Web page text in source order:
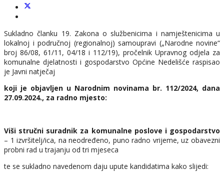
Sukladno članku 19. Zakona o službenicima i namještenicima u
lokalnoj i područnoj (regionalnoj) samoupravi („Narodne novine“
broj 86/08, 61/11, 04/18 i 112/19), pročelnik Upravnog odjela za
komunalne djelatnosti i gospodarstvo Općine Nedelišće raspisao
je Javni natječaj
koji je objavljen u Narodnim novinama br. 112/2024, dana
27.09.2024., za radno mjesto:
Viši stručni suradnik za komunalne poslove i gospodarstvo
– 1 izvršitelj/ica, na neodređeno, puno radno vrijeme, uz obavezni
probni rad u trajanju od tri mjeseca
te se sukladno navedenom daju upute kandidatima kako slijedi: